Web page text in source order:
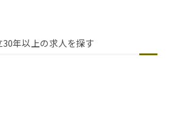
年以上の求人を探す